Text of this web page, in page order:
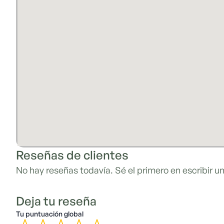
Reseñas de clientes
No hay reseñas todavía. Sé el primero en escribir
Deja tu reseña
Tu puntuación global